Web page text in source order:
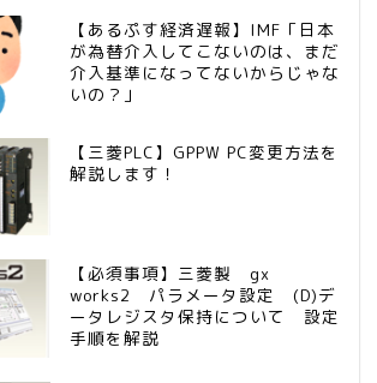
【あるぷす経済遅報】IMF「日本
が為替介入してこないのは、まだ
介入基準になってないからじゃな
いの？」
【三菱PLC】GPPW PC変更方法を
解説します！
【必須事項】三菱製 gx
works2 パラメータ設定 (D)デ
ータレジスタ保持について 設定
手順を解説